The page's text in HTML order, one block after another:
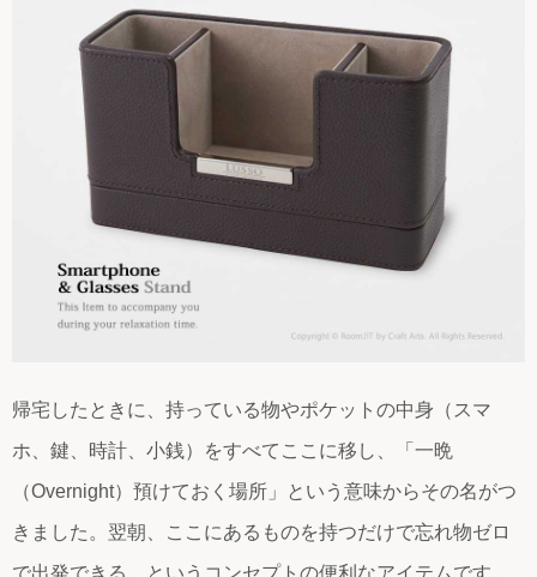
帰宅したときに、持っている物やポケットの中身（スマ
ホ、鍵、時計、小銭）をすべてここに移し、「一晩
（Overnight）預けておく場所」という意味からその名がつ
きました。翌朝、ここにあるものを持つだけで忘れ物ゼロ